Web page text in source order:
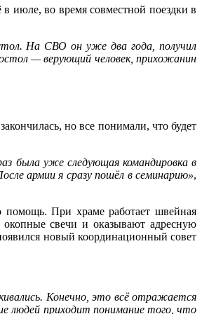
июле, во время совместной поездки в
На СВО он уже два года, получил
— верующий человек, прихожанин
но все понимали, что будет
была уже следующая командировка в
армии я сразу пошёл в семинарию»,
помощь. При храме работает швейная
свечи и оказывают адресную
новый координационный совет
Конечно, это всё отражается
людей приходит понимание того, что